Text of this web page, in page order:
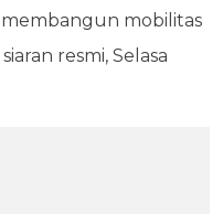
mobilitas
resmi, Selasa